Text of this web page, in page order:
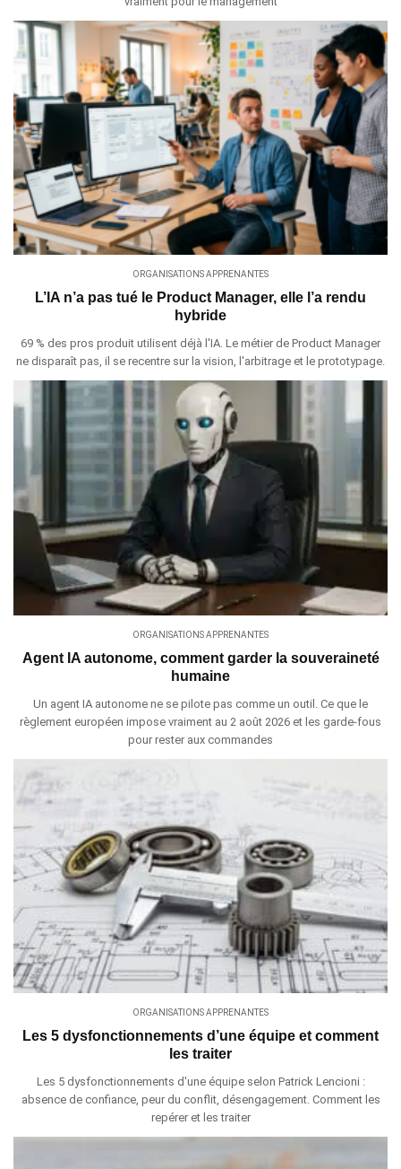
ORGANISATIONS APPRENANTES
L’IA n’a pas tué le Product Manager, elle l’a rendu
hybride
69 % des pros produit utilisent déjà l'IA. Le métier de Product Manager
ne disparaît pas, il se recentre sur la vision, l'arbitrage et le prototypage.
ORGANISATIONS APPRENANTES
Agent IA autonome, comment garder la souveraineté
humaine
Un agent IA autonome ne se pilote pas comme un outil. Ce que le
règlement européen impose vraiment au 2 août 2026 et les garde-fous
pour rester aux commandes
ORGANISATIONS APPRENANTES
Les 5 dysfonctionnements d’une équipe et comment
les traiter
Les 5 dysfonctionnements d'une équipe selon Patrick Lencioni :
absence de confiance, peur du conflit, désengagement. Comment les
repérer et les traiter